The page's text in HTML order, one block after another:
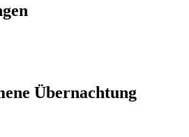
Übernachtung